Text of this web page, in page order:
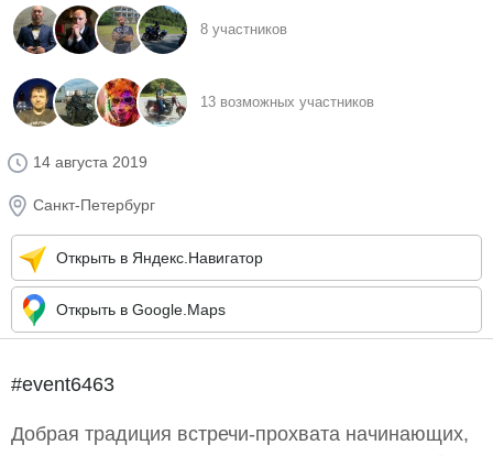
8 участников
13 возможных участников
14 августа 2019
Санкт-Петербург
Открыть в Яндекс.Навигатор
Открыть в Google.Maps
#event6463
Добрая традиция встречи-прохвата начинающих,